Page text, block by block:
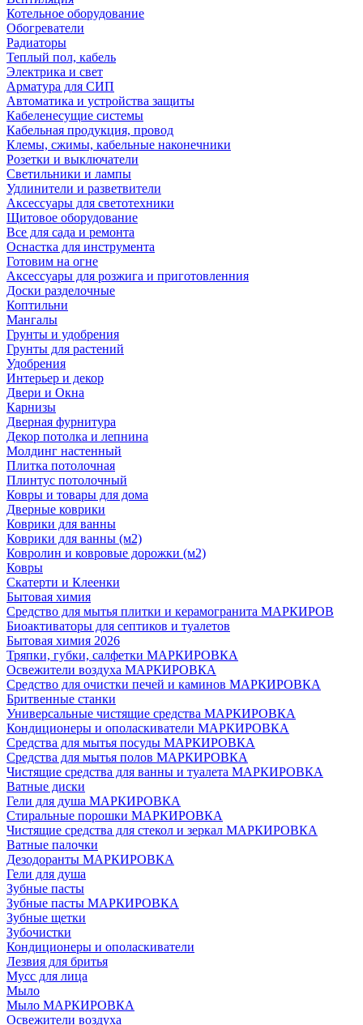
Котельное оборудование
Обогреватели
Радиаторы
Теплый пол, кабель
Электрика и свет
Арматура для СИП
Автоматика и устройства защиты
Кабеленесущие системы
Кабельная продукция, провод
Клемы, сжимы, кабельные наконечники
Розетки и выключатели
Светильники и лампы
Удлинители и разветвители
Аксессуары для светотехники
Щитовое оборудование
Все для сада и ремонта
Оснастка для инструмента
Готовим на огне
Аксессуары для розжига и приготовленния
Доски разделочные
Коптильни
Мангалы
Грунты и удобрения
Грунты для растений
Удобрения
Интерьер и декор
Двери и Окна
Карнизы
Дверная фурнитура
Декор потолка и лепнина
Молдинг настенный
Плитка потолочная
Плинтус потолочный
Ковры и товары для дома
Дверные коврики
Коврики для ванны
Коврики для ванны (м2)
Ковролин и ковровые дорожки (м2)
Ковры
Скатерти и Клеенки
Бытовая химия
Средство для мытья плитки и керамогранита МАРКИРОВ
Биоактиваторы для септиков и туалетов
Бытовая химия 2026
Тряпки, губки, салфетки МАРКИРОВКА
Освежители воздуха МАРКИРОВКА
Средство для очистки печей и каминов МАРКИРОВКА
Бритвенные станки
Универсальные чистящие средства МАРКИРОВКА
Кондиционеры и ополаскиватели МАРКИРОВКА
Средства для мытья посуды МАРКИРОВКА
Средства для мытья полов МАРКИРОВКА
Чистящие средства для ванны и туалета МАРКИРОВКА
Ватные диски
Гели для душа МАРКИРОВКА
Стиральные порошки МАРКИРОВКА
Чистящие средства для стекол и зеркал МАРКИРОВКА
Ватные палочки
Дезодоранты МАРКИРОВКА
Гели для душа
Зубные пасты
Зубные пасты МАРКИРОВКА
Зубные щетки
Зубочистки
Кондиционеры и ополаскиватели
Лезвия для бритья
Мусс для лица
Мыло
Мыло МАРКИРОВКА
Освежители воздуха